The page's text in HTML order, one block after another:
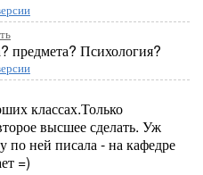
предмета? Психология?
классах.Только
высшее сделать. Уж
по ней писала - на кафедре
=)